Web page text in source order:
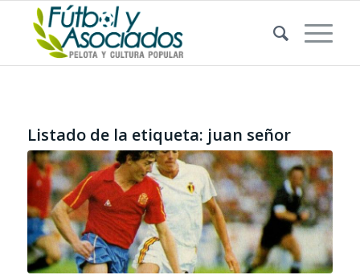
Listado de la etiqueta: juan señor